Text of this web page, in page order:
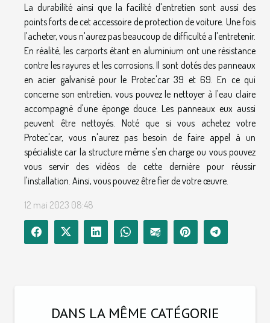
DANS LA MÊME CATÉGORIE
La durabilité ainsi que la facilité d'entretien sont aussi des
points forts de cet accessoire de protection de voiture. Une fois
l'acheter, vous n'aurez pas beaucoup de difficulté a l'entretenir.
En réalité, les carports étant en aluminium ont une résistance
contre les rayures et les corrosions. Il sont dotés des panneaux
en acier galvanisé pour le Protec'car 39 et 69. En ce qui
concerne son entretien, vous pouvez le nettoyer à l'eau claire
accompagné d'une éponge douce. Les panneaux eux aussi
peuvent être nettoyés. Noté que si vous achetez votre
Protec'car, vous n'aurez pas besoin de faire appel à un
spécialiste car la structure même s'en charge ou vous pouvez
vous servir des vidéos de cette dernière pour réussir
l'installation. Ainsi, vous pouvez être fier de votre œuvre.
12 mai 2023 08:48